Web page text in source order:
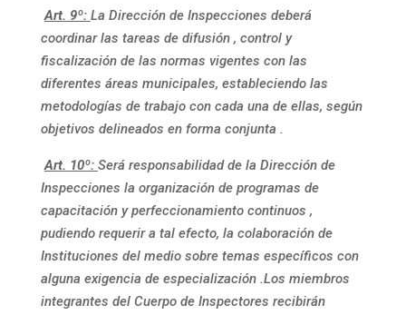
Art. 9º: La Dirección de Inspecciones deberá
coordinar las tareas de difusión , control y
fiscalización de las normas vigentes con las
diferentes áreas municipales, estableciendo las
metodologías de trabajo con cada una de ellas, según
objetivos delineados en forma conjunta .
Art. 10º: Será responsabilidad de la Dirección de
Inspecciones la organización de programas de
capacitación y perfeccionamiento continuos ,
pudiendo requerir a tal efecto, la colaboración de
Instituciones del medio sobre temas específicos con
alguna exigencia de especialización .Los miembros
integrantes del Cuerpo de Inspectores recibirán